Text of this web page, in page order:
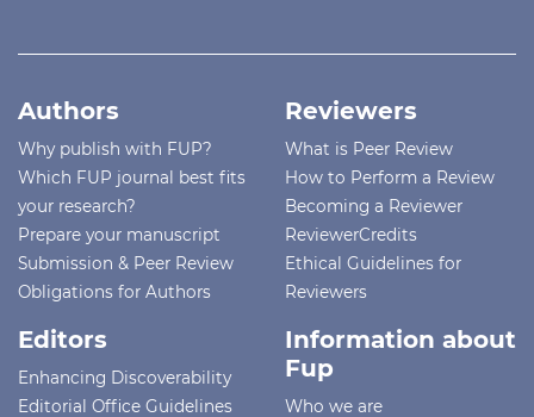
Authors
Why publish with FUP?
Which FUP journal best fits
your research?
Prepare your manuscript
Submission & Peer Review
Obligations for Authors
Reviewers
What is Peer Review
How to Perform a Review
Becoming a Reviewer
ReviewerCredits
Ethical Guidelines for
Reviewers
Editors
Enhancing Discoverability
Editorial Office Guidelines
Information about
Fup
Who we are